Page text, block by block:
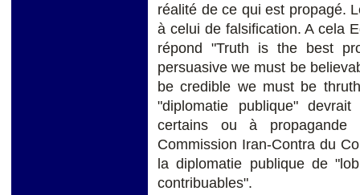
réalité de ce qui est propagé.
à celui de falsification. A cela
répond "Truth is the best
persuasive we must be
be credible we must be
"diplomatie publique"
certains ou à
Commission Iran-Contra du
la diplomatie publique de
contribuables".